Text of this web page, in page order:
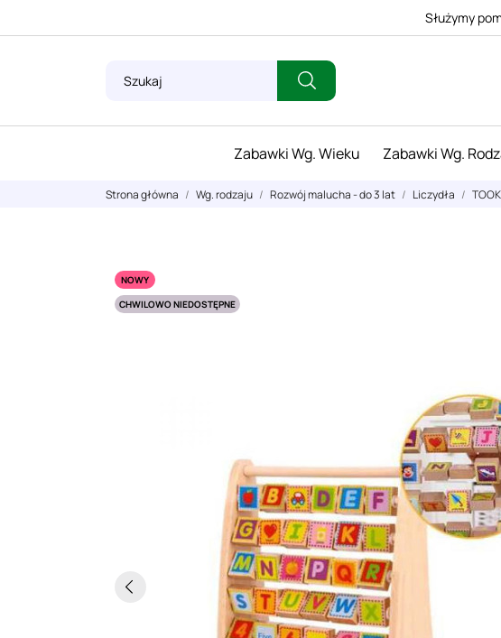
Służymy
Zabawki Wg. Wieku Zabawki Wg.
Strona główna Wg. rodzaju Rozwój malucha - do 3 lat Liczydła
NOWY
CHWILOWO NIEDOSTĘPNE